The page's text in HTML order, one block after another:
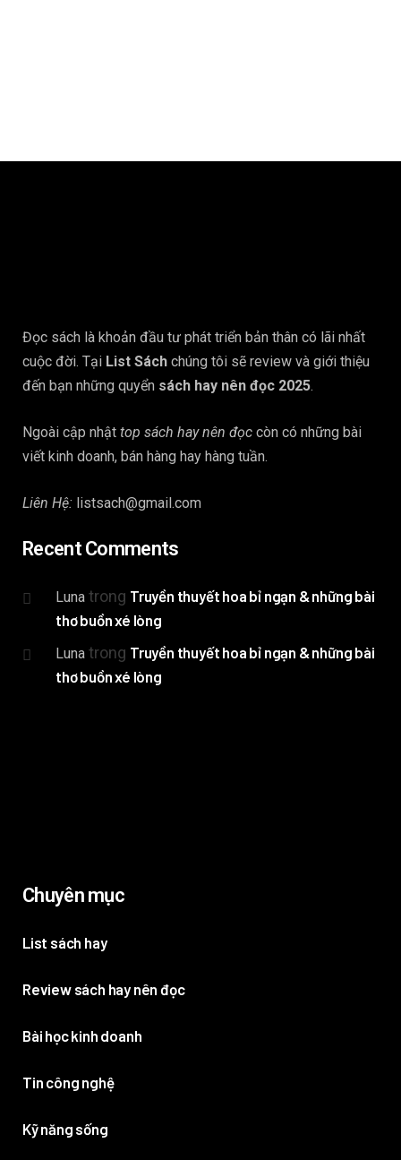
Đọc sách là khoản đầu tư phát triển bản thân có lãi nhất
cuộc đời. Tại List Sách chúng tôi sẽ review và giới thiệu
đến bạn những quyển sách hay nên đọc 2025.
Ngoài cập nhật top sách hay nên đọc còn có những bài
viết kinh doanh, bán hàng hay hàng tuần.
Liên Hệ: listsach@gmail.com
Recent Comments
Luna trong Truyền thuyết hoa bỉ ngạn & những bài
thơ buồn xé lòng
Luna trong Truyền thuyết hoa bỉ ngạn & những bài
thơ buồn xé lòng
Chuyên mục
List sách hay
Review sách hay nên đọc
Bài học kinh doanh
Tin công nghệ
Kỹ năng sống